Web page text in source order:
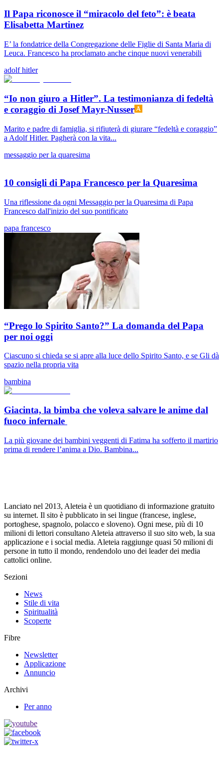
Il Papa riconosce il “miracolo del feto”: è beata
Elisabetta Martinez
E’ la fondatrice della Congregazione delle Figlie di Santa Maria di
Leuca. Francesco ha proclamato anche cinque nuovi venerabili
adolf hitler
“Io non giuro a Hitler”. La testimonianza di fedeltà
e coraggio di Josef Mayr-Nusser
Marito e padre di famiglia, si rifiuterà di giurare “fedeltà e coraggio”
a Adolf Hitler. Pagherà con la vita...
messaggio per la quaresima
10 consigli di Papa Francesco per la Quaresima
Una riflessione da ogni Messaggio per la Quaresima di Papa
Francesco dall'inizio del suo pontificato
papa francesco
“Prego lo Spirito Santo?” La domanda del Papa
per noi oggi
Ciascuno si chieda se si apre alla luce dello Spirito Santo, e se Gli dà
spazio nella propria vita
bambina
Giacinta, la bimba che voleva salvare le anime dal
fuoco infernale
La più giovane dei bambini veggenti di Fatima ha sofferto il martirio
prima di rendere l’anima a Dio. Bambina...
Lanciato nel 2013, Aleteia è un quotidiano di informazione gratuito
su internet. Il sito è pubblicato in sei lingue (francese, inglese,
portoghese, spagnolo, polacco e sloveno). Ogni mese, più di 10
milioni di lettori consultano Aleteia attraverso il suo sito web, la sua
applicazione e i social media. Aleteia raggiunge quasi 50 milioni di
persone in tutto il mondo, rendendolo uno dei leader dei media
cattolici online.
Sezioni
News
Stile di vita
Spiritualità
Scoperte
Fibre
Newsletter
Applicazione
Annuncio
Archivi
Per anno